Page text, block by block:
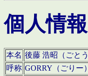
個人情報
本名 後藤 浩昭（ごと
呼称 GORRY（ごりー）